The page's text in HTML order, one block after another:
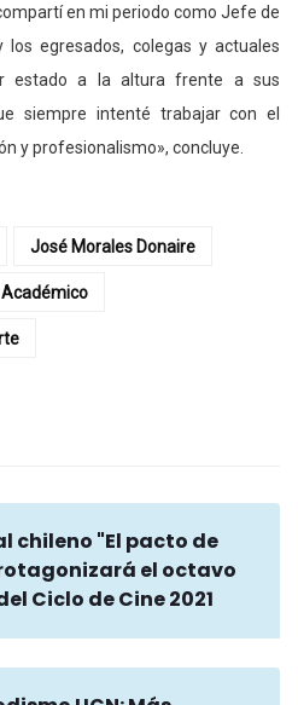
en mi periodo como Jefe de
egresados, colegas y actuales
estado a la altura frente a sus
siempre intenté trabajar con el
y profesionalismo», concluye.
José Morales Donaire
chileno "El pacto de
el octavo
Ciclo de Cine 2021